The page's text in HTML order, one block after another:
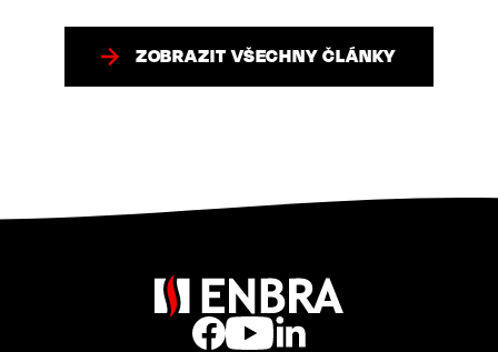
ZOBRAZIT VŠECHNY ČLÁNKY